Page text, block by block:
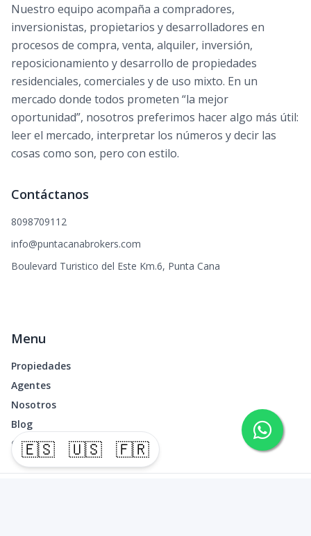
🇪🇸 🇺🇸 🇫🇷
Nuestro equipo acompaña a compradores,
inversionistas, propietarios y desarrolladores en
procesos de compra, venta, alquiler, inversión,
reposicionamiento y desarrollo de propiedades
residenciales, comerciales y de uso mixto. En un
mercado donde todos prometen “la mejor
oportunidad”, nosotros preferimos hacer algo más útil:
leer el mercado, interpretar los números y decir las
cosas como son, pero con estilo.
Contáctanos
8098709112
info@puntacanabrokers.com
Boulevard Turistico del Este Km.6, Punta Cana
Menu
Propiedades
Agentes
Nosotros
Blog
Contacto